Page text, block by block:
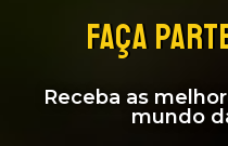
FAÇA
Receba as
mundo